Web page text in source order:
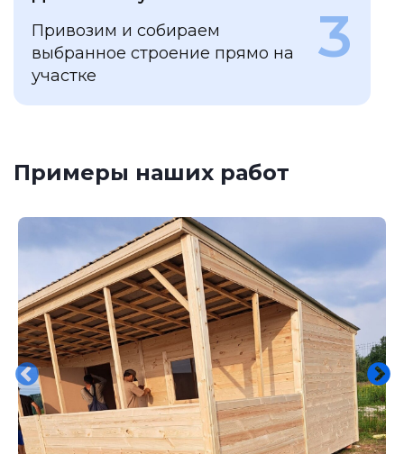
Привозим и собираем
выбранное строение прямо на
участке
3
Примеры наших работ